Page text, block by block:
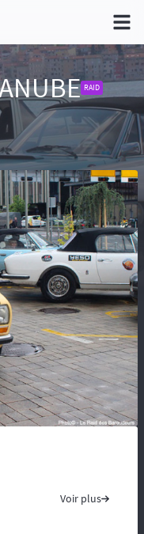
RAID
Voir plus
(Quelques
(Une sortie
déjà participé à
la prise de
Conscient des
d’accident ou
coupés du
secours.
autochtones
Nous vous
prenez
ces temps de